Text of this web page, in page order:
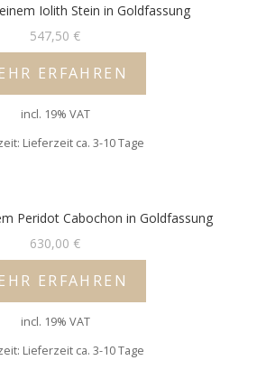
Iolith Stein in Goldfassung
547,50 €
ERFAHREN
incl. 19% VAT
Lieferzeit ca. 3-10 Tage
Peridot Cabochon in Goldfassung
630,00 €
ERFAHREN
incl. 19% VAT
Lieferzeit ca. 3-10 Tage